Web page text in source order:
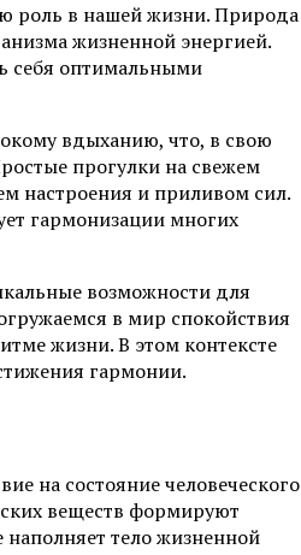
роль в нашей жизни. Природа
жизненной энергией.
себя оптимальными
вдыханию, что, в свою
прогулки на свежем
настроения и приливом сил.
гармонизации многих
возможности для
в мир спокойствия
жизни. В этом контексте
гармонии.
на состояние человеческого
веществ формируют
тело жизненной